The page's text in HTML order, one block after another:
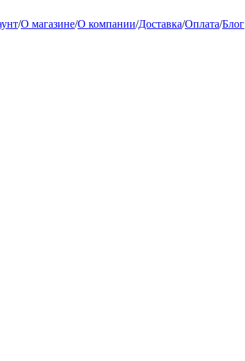
/О магазине/О компании/Доставка/Оплата/Блог